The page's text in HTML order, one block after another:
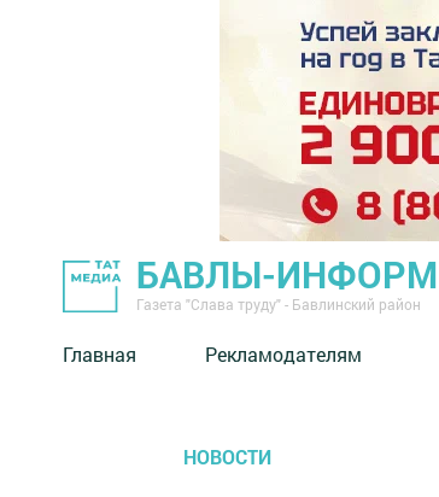
БАВЛЫ-ИНФОРМ
Газета "Слава труду" - Бавлинский район
Главная Рекламодателям
НОВОСТИ